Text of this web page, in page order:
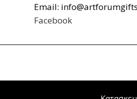
Email:
Facebook